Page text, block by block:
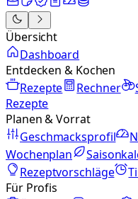
Übersicht
Dashboard
Entdecken & Kochen
Rezepte
Rechner
Rezepte
Planen & Vorrat
Geschmacksprofil
Wochenplan
Rezeptvorschläge
Für Profis